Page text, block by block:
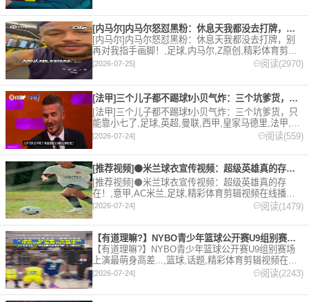
[内马尔]内马尔怒怼黑粉：休息天我都没去打牌，别再对我指手画
[内马尔]内马尔怒怼黑粉：休息天我都没去打牌，别
再对我指手画脚！,足球,内马尔,Z原创,精彩体育剪辑
视频在线播放。本站提供最全的篮球视频足球视频,集
[2026-07-25] 阅读(2970)
[法甲]三个儿子都不踢球❗️小贝气炸：三个坑爹货，只能靠小七
[法甲]三个儿子都不踢球❗️小贝气炸：三个坑爹货，只
能靠小七了,足球,英超,曼联,西甲,皇家马德里,法甲,巴
黎圣日耳曼,世界杯,英格兰,Z原创,精彩体育剪辑视频
录像。
[2026-07-24] 阅读(559)
[推荐视频]⚫米兰球衣宣传视频：超级英雄真的存在！
[推荐视频]⚫米兰球衣宣传视频：超级英雄真的存
在！,意甲,AC米兰,足球,精彩体育剪辑视频在线播
放。本站提供最全的篮球视频足球视频,集锦,录像。
[2026-07-24] 阅读(1479)
【有道理嘛?】NYBO青少年篮球公开赛U9组别赛场上演最萌身
【有道理嘛?】NYBO青少年篮球公开赛U9组别赛场
上演最萌身高差...,篮球,话题,精彩体育剪辑视频在线
播放。本站提供最全的篮球视频足球视频,集锦,录
像。
[2026-07-24] 阅读(2243)